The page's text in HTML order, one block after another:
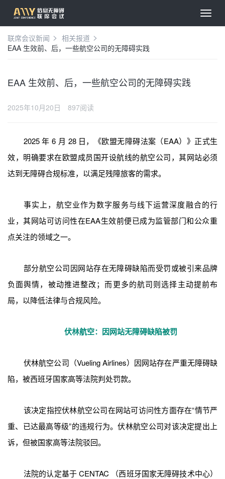
联席会议新闻
相关报道
EAA 生效前、后，一些航空公司的无障碍实践
EAA 生效前、后，一些航空公司的无障碍实践
2025年10月20日 897阅读
2025 年 6 月 28 日，《欧盟无障碍法案（EAA）》正式生
效，明确要求在欧盟成员国开设航线的航空公司，其网站必须
达到无障碍合规标准，以满足残障旅客的需求。
事实上，航空业作为数字服务与线下运营深度融合的行
业，其网站可访问性在EAA生效前便已成为监管部门和公众重
点关注的领域之一。
部分航空公司因网站存在无障碍缺陷而受罚或被引来品牌
负面舆情，被动推进整改；而更多的航司则选择主动提前布
局，以降低法律与合规风险。
伏林航空：因网站无障碍缺陷被罚
伏林航空公司（Vueling Airlines）因网站存在严重无障碍缺
陷，被西班牙国家高等法院判处罚款。
该决定指控伏林航空公司在网站可访问性方面存在“情节严
重、已达最高等级”的违规行为。伏林航空公司对该决定提出上
诉，但被国家高等法院驳回。
法院的认定基于 CENTAC （西班牙国家无障碍技术中心）